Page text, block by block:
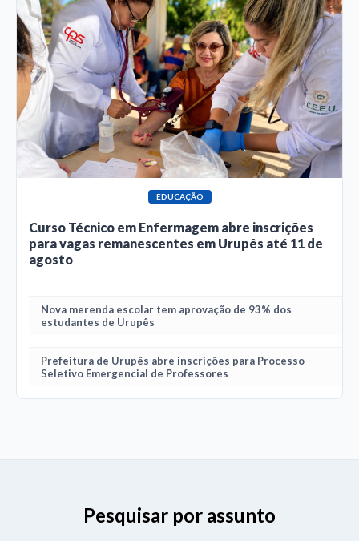
EDUCAÇÃO
Curso Técnico em Enfermagem abre inscrições
para vagas remanescentes em Urupês até 11 de
agosto
Nova merenda escolar tem aprovação de 93% dos
estudantes de Urupês
Prefeitura de Urupês abre inscrições para Processo
Seletivo Emergencial de Professores
Pesquisar por assunto